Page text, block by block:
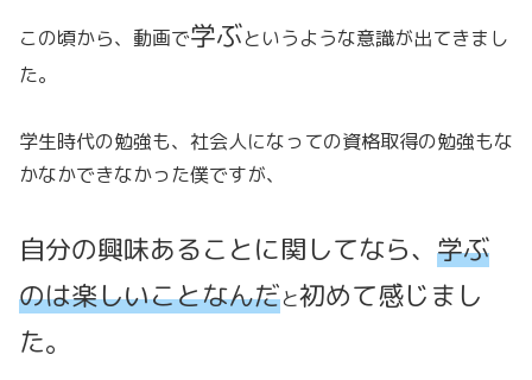
この頃から、動画で学ぶというような意識が出てきまし
た。
学生時代の勉強も、社会人になっての資格取得の勉強もな
かなかできなかった僕ですが、
自分の興味あることに関してなら、 学ぶ
のは楽しいことなんだと初めて感じまし
た。